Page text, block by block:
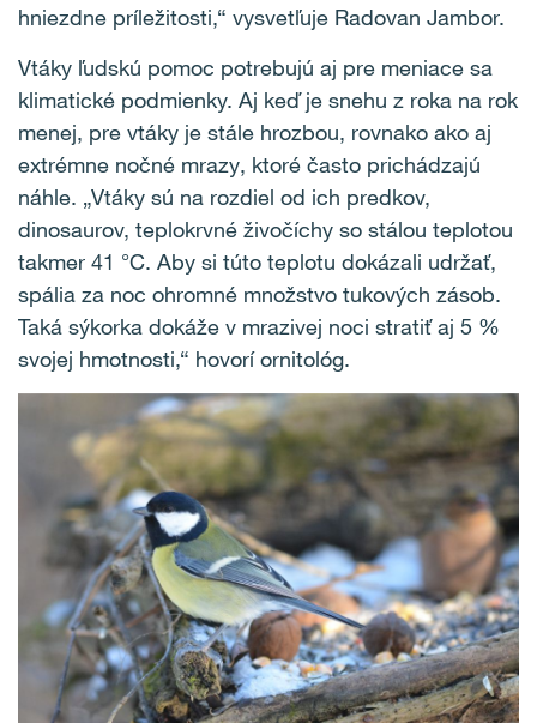
hniezdne príležitosti,“ vysvetľuje Radovan Jambor.
Vtáky ľudskú pomoc potrebujú aj pre meniace sa
klimatické podmienky. Aj keď je snehu z roka na rok
menej, pre vtáky je stále hrozbou, rovnako ako aj
extrémne nočné mrazy, ktoré často prichádzajú
náhle. „Vtáky sú na rozdiel od ich predkov,
dinosaurov, teplokrvné živočíchy so stálou teplotou
takmer 41 °C. Aby si túto teplotu dokázali udržať,
spália za noc ohromné množstvo tukových zásob.
Taká sýkorka dokáže v mrazivej noci stratiť aj 5 %
svojej hmotnosti,“ hovorí ornitológ.